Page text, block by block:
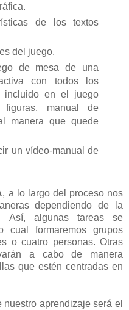
de los textos
del juego.
de mesa de una
con todos los
incluido en el juego
figuras, manual de
manera que quede
un vídeo-manual de
, a lo largo del proceso nos
dependiendo de la
Así, algunas tareas se
cual formaremos grupos
o cuatro personas. Otras
a cabo de manera
que estén centradas en
nuestro aprendizaje será el